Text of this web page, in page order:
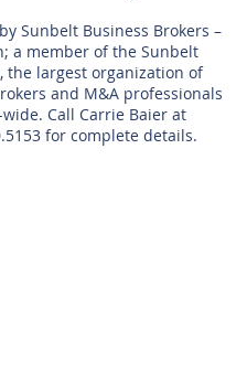
Sunbelt Business Brokers –
a member of the Sunbelt
the largest organization of
and M&A professionals
Call Carrie Baier at
for complete details.